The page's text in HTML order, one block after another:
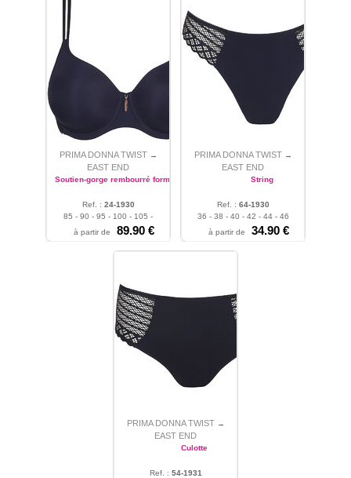
PRIMA DONNA TWIST →
EAST END
Soutien-gorge rembourré forme coeur
Ref. : 24-1930
85 - 90 - 95 - 100 - 105 -
110
à partir de 89.90 €
PRIMA DONNA TWIST →
EAST END
String
Ref. : 64-1930
36 - 38 - 40 - 42 - 44 - 46
à partir de
34.90 €
PRIMA DONNA TWIST →
EAST END
Culotte
Ref. : 54-1931